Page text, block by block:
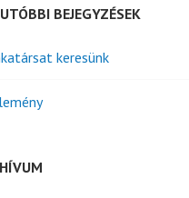
BEJEGYZÉSEK
keresünk